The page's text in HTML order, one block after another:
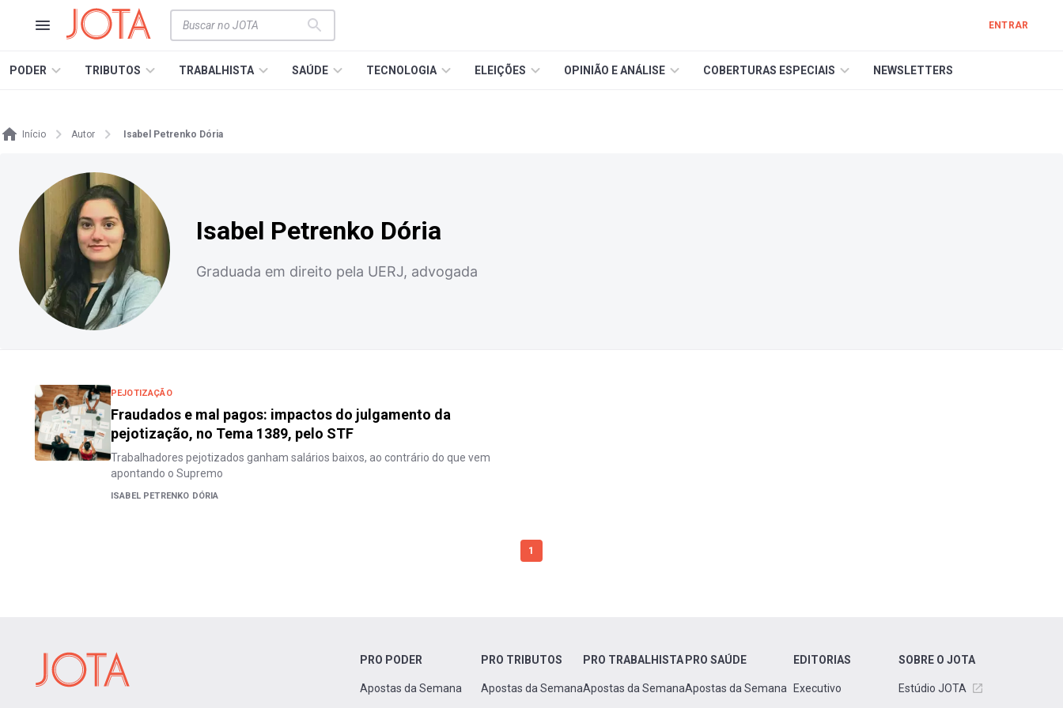
ENTRAR
PODER TRIBUTOS TRABALHISTA SAÚDE TECNOLOGIA ELEIÇÕES OPINIÃO E ANÁLISE COBERTURAS ESPECIAIS NEWSLETTERS
Início Autor Isabel Petrenko Dória
Isabel Petrenko Dória
Graduada em direito pela UERJ, advogada
PEJOTIZAÇÃO
Fraudados e mal pagos: impactos do julgamento da
pejotização, no Tema 1389, pelo STF
Trabalhadores pejotizados ganham salários baixos, ao contrário do que vem
apontando o Supremo
ISABEL PETRENKO DÓRIA
1
PRO PODER
Apostas da Semana
PRO TRIBUTOS
Apostas da Semana
PRO TRABALHISTA
Apostas da Semana
PRO SAÚDE
Apostas da Semana
EDITORIAS
Executivo
SOBRE O JOTA
Estúdio JOTA